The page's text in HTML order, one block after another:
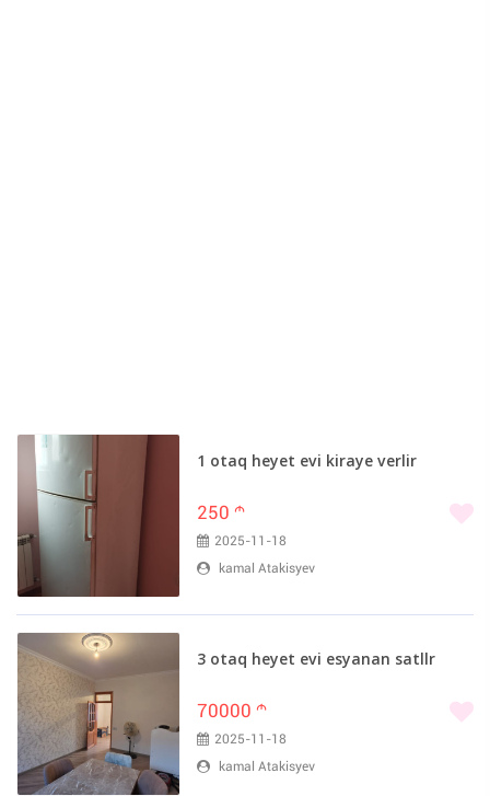
1 otaq heyet evi kiraye verlir
250 m
2025-11-18
kamal Atakisyev
3 otaq heyet evi esyanan satllr
70000 m
2025-11-18
kamal Atakisyev